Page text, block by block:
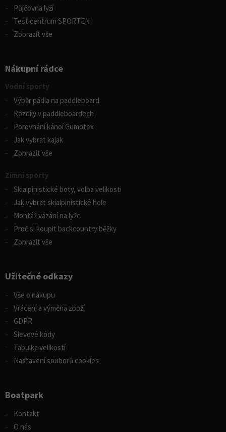
Půjčovna lyží
Test centrum SPORTEN
Zobrazit vše
Nákupní rádce
Vodní sporty
Výběr pádla na paddleboard
Rozdíly v paddleboardech
Porovnání kánoí Gumotex
Jak vybrat kajak
Zobrazit vše
Zimní sporty
Skialpinistické boty, volba velikosti
Jak vybrat skialpinistické hole
Montáž vázání na lyže
Proč si koupit backcountry běžky
Zobrazit vše
Užitečné odkazy
Vše o nákupu
Vrácení a výměna zboží
GDPR
Slevové kódy
Tabulka velikostí
Nastavení souborů cookies
Boatpark
Kontakt
O nás